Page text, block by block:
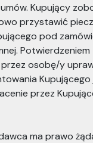
Kupujący
przystawić
pod
Potwierdzeniem
przez osobę/y
Kupującego
przez
ma prawo